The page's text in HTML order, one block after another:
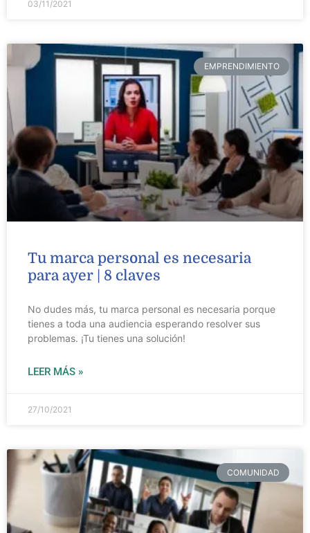
03/11/2021
EMPRENDIMIENTO
Tu marca personal es necesaria
para ayer | 8 claves
No dudes más, tu marca personal es necesaria porque
tienes a toda una audiencia esperando resolver sus
problemas. ¡Tu tienes una solución!
LEER MÁS »
27/10/2021
COMUNIDAD